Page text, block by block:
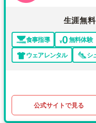
生涯無
食事指導 無料体験
ウェアレンタル
シ
公式サイトで見る